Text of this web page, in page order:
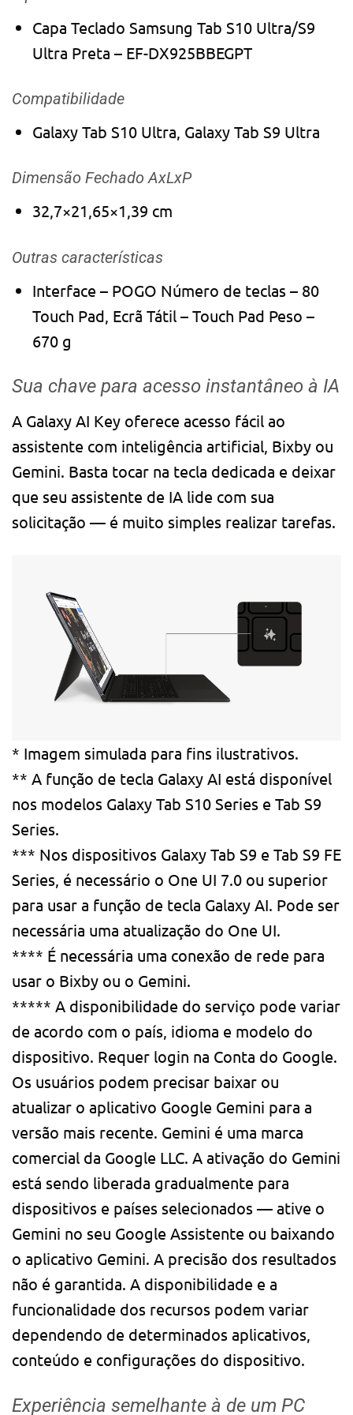
Capa Teclado Samsung Tab S10 Ultra/S9
Ultra Preta – EF-DX925BBEGPT
Compatibilidade
Galaxy Tab S10 Ultra, Galaxy Tab S9 Ultra
Dimensão Fechado AxLxP
32,7×21,65×1,39 cm
Outras características
Interface – POGO Número de teclas – 80
Touch Pad, Ecrã Tátil – Touch Pad Peso –
670 g
Sua chave para acesso instantâneo à IA
A Galaxy AI Key oferece acesso fácil ao
assistente com inteligência artificial, Bixby ou
Gemini. Basta tocar na tecla dedicada e deixar
que seu assistente de IA lide com sua
solicitação — é muito simples realizar tarefas.
* Imagem simulada para fins ilustrativos.
** A função de tecla Galaxy AI está disponível
nos modelos Galaxy Tab S10 Series e Tab S9
Series.
*** Nos dispositivos Galaxy Tab S9 e Tab S9 FE
Series, é necessário o One UI 7.0 ou superior
para usar a função de tecla Galaxy AI. Pode ser
necessária uma atualização do One UI.
**** É necessária uma conexão de rede para
usar o Bixby ou o Gemini.
***** A disponibilidade do serviço pode variar
de acordo com o país, idioma e modelo do
dispositivo. Requer login na Conta do Google.
Os usuários podem precisar baixar ou
atualizar o aplicativo Google Gemini para a
versão mais recente. Gemini é uma marca
comercial da Google LLC. A ativação do Gemini
está sendo liberada gradualmente para
dispositivos e países selecionados — ative o
Gemini no seu Google Assistente ou baixando
o aplicativo Gemini. A precisão dos resultados
não é garantida. A disponibilidade e a
funcionalidade dos recursos podem variar
dependendo de determinados aplicativos,
conteúdo e configurações do dispositivo.
Experiência semelhante à de um PC